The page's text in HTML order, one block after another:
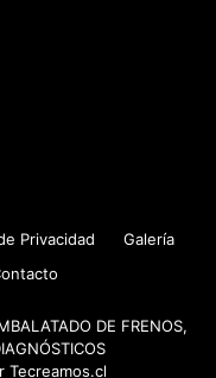
Privacidad
Galería
DE FRENOS,
Tecreamos.cl